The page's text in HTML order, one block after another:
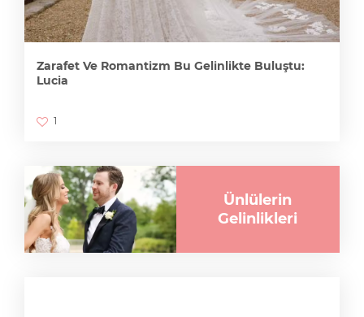
Zarafet Ve Romantizm Bu Gelinlikte Buluştu:
Lucia
1
Ünlülerin
Gelinlikleri